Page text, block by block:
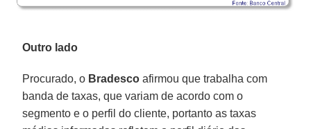
Outro lado
Procurado, o Bradesco afirmou que trabalha com
banda de taxas, que variam de acordo com o
segmento e o perfil do cliente, portanto as taxas